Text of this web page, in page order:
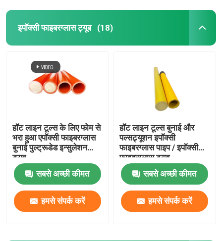
इपॉक्सी फाइबरग्लास ट्यूब (18)
हॉट लाइन टूल्स के लिए फोम से
भरा हुआ एपॉक्सी फाइबरग्लास
बुनाई पुल्ट्रूडेड इन्सुलेशन
ट्यूब
सबसे अच्छी कीमत
हमसे संपर्क करें
हॉट लाइन टूल्स बुनाई और
पल्सट्र्यूशन इपॉक्सी
फाइबरग्लास पाइप / इपॉक्सी
फाइबरग्लास ट्यूब
सबसे अच्छी कीमत
हमसे संपर्क करें